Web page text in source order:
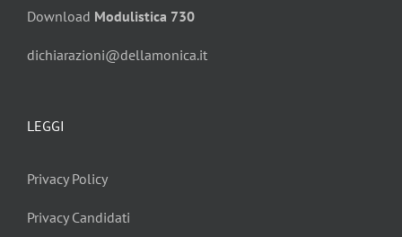
Download Modulistica 730
dichiarazioni@dellamonica.it
LEGGI
Privacy Policy
Privacy Candidati